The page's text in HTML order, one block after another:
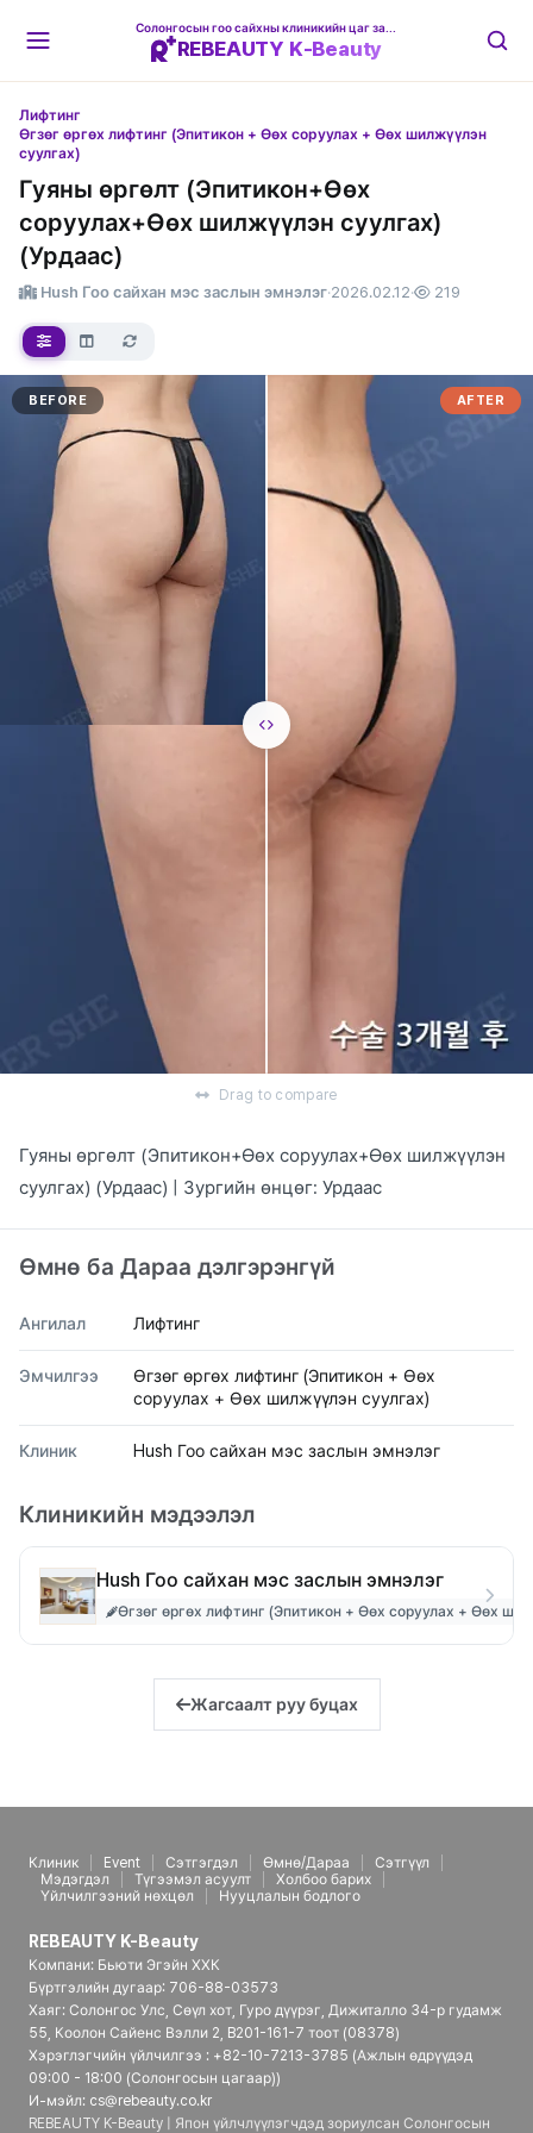
REBEAUTY K-Beauty
Лифтинг
Өгзөг өргөх лифтинг (Эпитикон + Өөх соруулах + Өөх шилжүүлэн
суулгах)
Гуяны өргөлт (Эпитикон+Өөх
соруулах+Өөх шилжүүлэн суулгах)
(Урдаас)
Hush Гоо сайхан мэс заслын эмнэлэг·2026.02.12· 219
AFTER
BEFORE
Drag to compare
Гуяны өргөлт (Эпитикон+Өөх соруулах+Өөх шилжүүлэн
суулгах) (Урдаас) | Зургийн өнцөг: Урдаас
Өмнө ба Дараа дэлгэрэнгүй
Ангилал Лифтинг
Эмчилгээ
Өгзөг өргөх лифтинг (Эпитикон + Өөх
соруулах + Өөх шилжүүлэн суулгах)
Клиник Hush Гоо сайхан мэс заслын эмнэлэг
Клиникийн мэдээлэл
Hush Гоо сайхан мэс заслын эмнэлэг
Өгзөг өргөх лифтинг (Эпитикон + Өөх соруулах + Өөх
Жагсаалт руу буцах
Клиник Event Сэтгэгдэл Өмнө/Дараа
Сэтгүүл
Мэдэгдэл
Түгээмэл асуулт
Холбоо барих
Үйлчилгээний нөхцөл
Нууцлалын бодлого
REBEAUTY K-Beauty
Компани: Бьюти Эгэйн ХХК
Бүртгэлийн дугаар: 706-88-03573
Хаяг: Солонгос Улс, Сөүл хот, Гуро дүүрэг, Дижиталло 34-р гудамж
55, Коолон Сайенс Вэлли 2, B201-161-7 тоот (08378)
Хэрэглэгчийн үйлчилгээ : +82-10-7213-3785 (Ажлын өдрүүдэд
09:00 - 18:00 (Солонгосын цагаар))
И-мэйл: cs@rebeauty.co.kr
REBEAUTY K-Beauty | Япон үйлчлүүлэгчдэд зориулсан Солонгосын